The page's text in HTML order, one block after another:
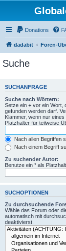
Donations
dadabit Foren-
Suche
SUCHANFRAGE
Suche nach Wörtern:
Setze ein + vor ein Wort,
gefunden werden darf.
Klammer, wenn nur
Platzhalter für teilweise
Nach allen Begriffen
Nach einem Begriff
Zu suchender Autor:
Benutze ein * als
SUCHOPTIONEN
Zu durchsuchende
Wähle das Forum oder
automatisch mit
deaktivierst.